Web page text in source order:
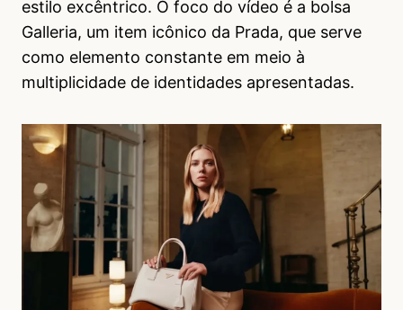
estilo excêntrico. O foco do vídeo é a bolsa
Galleria, um item icônico da Prada, que serve
como elemento constante em meio à
multiplicidade de identidades apresentadas.